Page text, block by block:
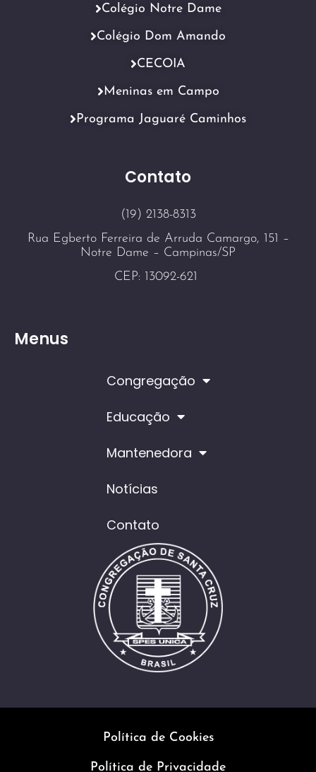
Contato
(19) 2138-8313
Rua Egberto Ferreira de Arruda Camargo, 151 –
Notre Dame – Campinas/SP
CEP: 13092-621
Menus
Congregação
Educação
Mantenedora
Notícias
Contato
Colégio Notre Dame
Colégio Dom Amando
CECOIA
Meninas em Campo
Programa Jaguaré Caminhos
Política de Cookies
Política de Privacidade